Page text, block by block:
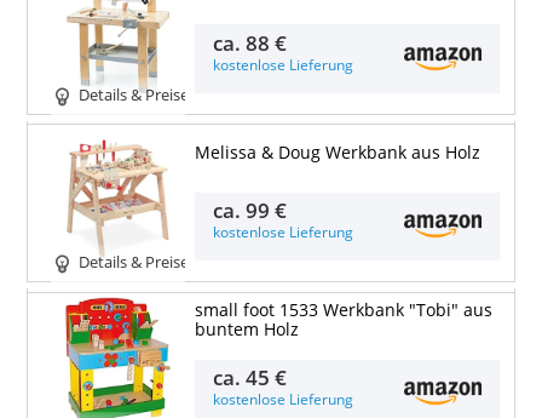
Details & Preise
ca.88 €
kostenlose Lieferung
Details & Preise
Melissa & Doug Werkbank aus Holz
ca.99 €
kostenlose Lieferung
small foot 1533 Werkbank "Tobi" aus
buntem Holz
ca.45 €
kostenlose Lieferung